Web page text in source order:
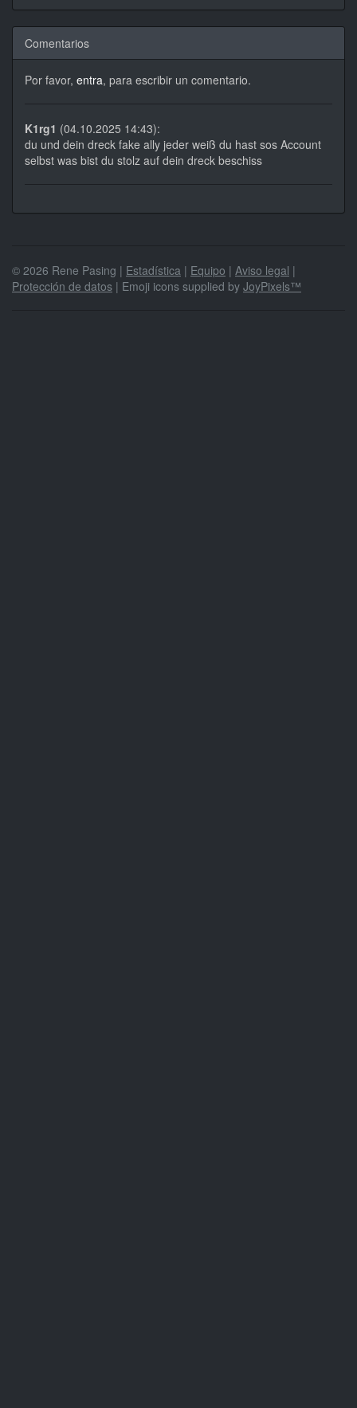
Comentarios
Por favor, entra, para escribir un comentario.
K1rg1 (04.10.2025 14:43):
du und dein dreck fake ally jeder weiß du hast sos Account
selbst was bist du stolz auf dein dreck beschiss
© 2026 Rene Pasing | Estadística | Equipo | Aviso legal |
Protección de datos | Emoji icons supplied by JoyPixels™